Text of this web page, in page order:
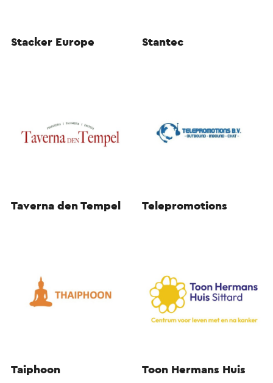
Stacker Europe Stantec
Taverna den Tempel Telepromotions
Taiphoon Toon Hermans Huis